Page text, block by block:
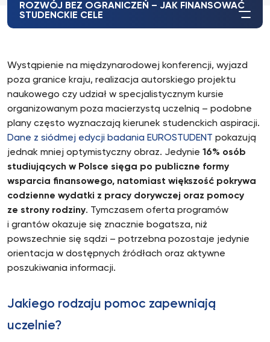
ROZWÓJ BEZ OGRANICZEŃ – JAK FINANSOWAĆ
STUDENCKIE CELE
Wystąpienie na międzynarodowej konferencji, wyjazd
poza granice kraju, realizacja autorskiego projektu
naukowego czy udział w specjalistycznym kursie
organizowanym poza macierzystą uczelnią – podobne
plany często wyznaczają kierunek studenckich aspiracji.
Dane z siódmej edycji badania EUROSTUDENT pokazują
jednak mniej optymistyczny obraz. Jedynie 16% osób
studiujących w Polsce sięga po publiczne formy
wsparcia finansowego, natomiast większość pokrywa
codzienne wydatki z pracy dorywczej oraz pomocy
ze strony rodziny. Tymczasem oferta programów
i grantów okazuje się znacznie bogatsza, niż
powszechnie się sądzi – potrzebna pozostaje jedynie
orientacja w dostępnych źródłach oraz aktywne
poszukiwania informacji.
Jakiego rodzaju pomoc zapewniają
uczelnie?